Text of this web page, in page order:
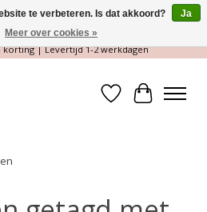
& Spirituele winkel | Gratis verzending >
korting | Levertijd 1-2 werkdagen
Verlanglijst
te verbeteren. Is dat akkoord?
Ja
Meer over cookies »